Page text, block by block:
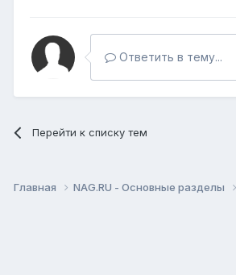
Ответить в тему...
Перейти к списку тем
Главная NAG.RU - Основные разделы